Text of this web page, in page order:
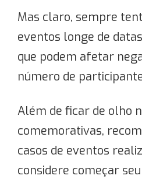
Mas claro, sempre
eventos longe de
que podem afetar
número de
Além de ficar de olho
comemorativas,
casos de eventos
considere começar